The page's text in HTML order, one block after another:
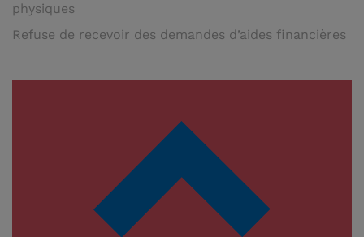
physiques
Refuse de recevoir des demandes d’aides financières